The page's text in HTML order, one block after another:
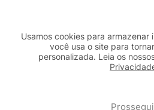
Usamos cookies para armazenar
você usa o site para
personalizada. Leia os